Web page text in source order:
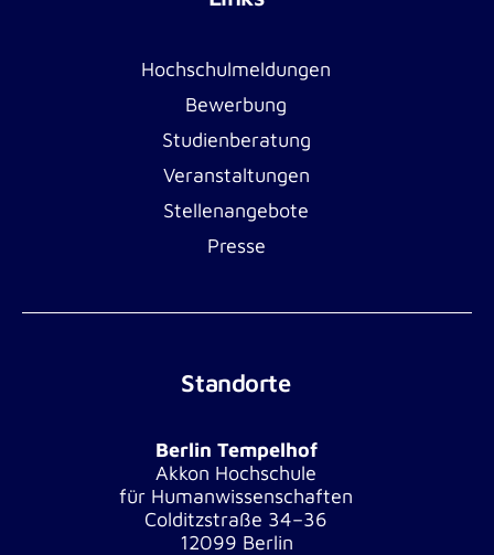
Hochschulmeldungen
Bewerbung
Studienberatung
Veranstaltungen
Stellenangebote
Presse
Standorte
Berlin Tempelhof
Akkon Hochschule
für Humanwissenschaften
Colditzstraße 34–36
12099 Berlin